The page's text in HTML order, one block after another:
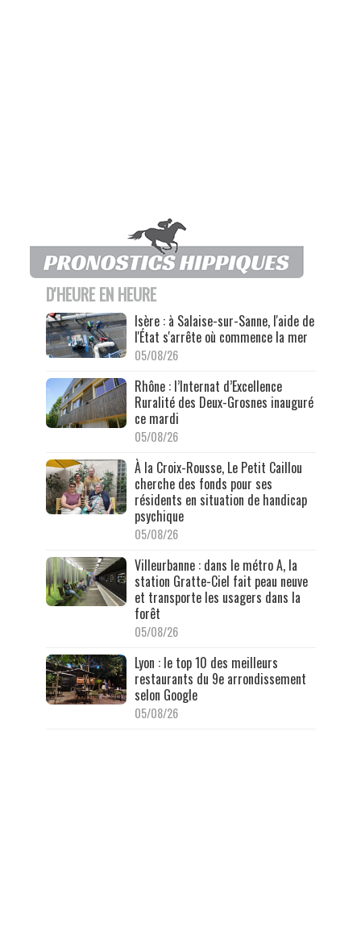
D'HEURE EN HEURE
Isère : à Salaise-sur-Sanne, l'aide de
l'État s'arrête où commence la mer
05/08/26
Rhône : l’Internat d’Excellence
Ruralité des Deux-Grosnes inauguré
ce mardi
05/08/26
À la Croix-Rousse, Le Petit Caillou
cherche des fonds pour ses
résidents en situation de handicap
psychique
05/08/26
Villeurbanne : dans le métro A, la
station Gratte-Ciel fait peau neuve
et transporte les usagers dans la
forêt
05/08/26
Lyon : le top 10 des meilleurs
restaurants du 9e arrondissement
selon Google
05/08/26